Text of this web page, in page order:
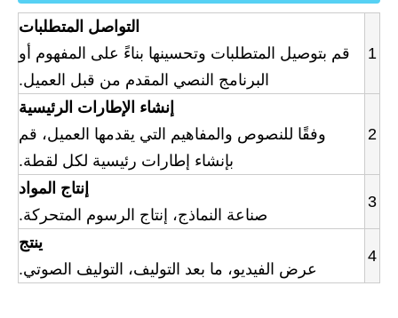
1
التواصل المتطلبات
قم بتوصيل المتطلبات وتحسينها بناءً على المفهوم أو
البرنامج النصي المقدم من قبل العميل.
2
إنشاء الإطارات الرئيسية
وفقًا للنصوص والمفاهيم التي يقدمها العميل، قم
بإنشاء إطارات رئيسية لكل لقطة.
3
إنتاج المواد
صناعة النماذج، إنتاج الرسوم المتحركة.
4
ينتج
عرض الفيديو، ما بعد التوليف، التوليف الصوتي.